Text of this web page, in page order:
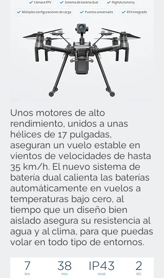
Unos motores de alto
rendimiento, unidos a unas
hélices de 17 pulgadas,
aseguran un vuelo estable en
vientos de velocidades de hasta
35 km/h. El nuevo sistema de
batería dual calienta las baterías
automáticamente en vuelos a
temperaturas bajo cero, al
tiempo que un diseño bien
aislado asegura su resistencia al
agua y al clima, para que puedas
volar en todo tipo de entornos.